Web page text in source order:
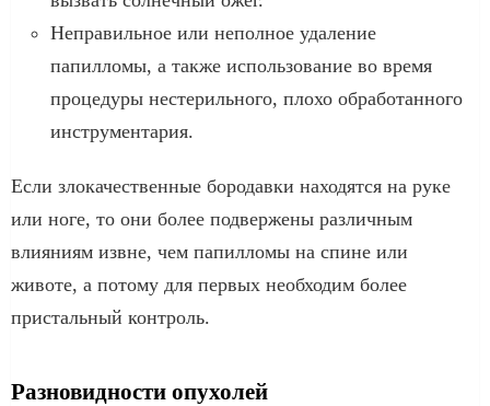
Неправильное или неполное удаление
папилломы, а также использование во время
процедуры нестерильного, плохо обработанного
инструментария.
Если злокачественные бородавки находятся на руке
или ноге, то они более подвержены различным
влияниям извне, чем папилломы на спине или
животе, а потому для первых необходим более
пристальный контроль.
Разновидности опухолей